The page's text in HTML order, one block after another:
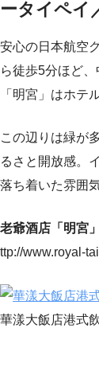
ータイペイ
安心の日本航空
ら徒歩5分ほど
「明宮」はホテ
この辺りは緑が
るさと開放感。
落ち着いた雰囲
老爺酒店「明宮」
ttp://www.royal-
華漾大飯店港式